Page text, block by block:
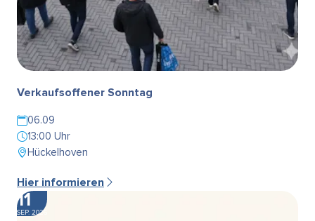
Verkaufsoffener Sonntag
06.09
13:00 Uhr
Hückelhoven
Hier informieren
11
SEP. 2026